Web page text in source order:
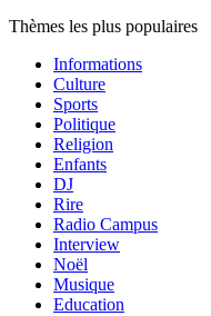
Thèmes les plus populaires
Informations
Culture
Sports
Politique
Religion
Enfants
DJ
Rire
Radio Campus
Interview
Noël
Musique
Education